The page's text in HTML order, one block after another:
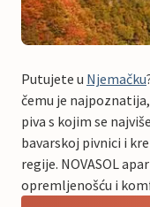
Putujete u Njemačku
čemu je
piva s kojim se
bavarskoj pivnici i
regije. NOVASOL
opremljenošću i